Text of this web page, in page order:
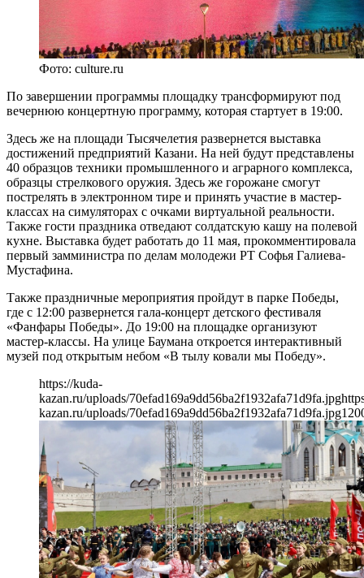
Фото: culture.ru
По завершении программы площадку трансформируют под
вечернюю концертную программу, которая стартует в 19:00.
Здесь же на площади Тысячелетия развернется выставка
достижений предприятий Казани. На ней будут представлены
40 образцов техники промышленного и аграрного комплекса,
образцы стрелкового оружия. Здесь же горожане смогут
пострелять в электронном тире и принять участие в мастер-
классах на симуляторах с очками виртуальной реальности.
Также гости праздника отведают солдатскую кашу на полевой
кухне. Выставка будет работать до 11 мая, прокомментировала
первый замминистра по делам молодежи РТ Софья Галиева-
Мустафина.
Также праздничные мероприятия пройдут в парке Победы,
где с 12:00 развернется гала-концерт детского фестиваля
«Фанфары Победы». До 19:00 на площадке организуют
мастер-классы. На улице Баумана откроется интерактивный
музей под открытым небом «В тылу ковали мы Победу».
https://kuda-
kazan.ru/uploads/70efad169a9dd56ba2f1932afa71d9fa.jpg
kazan.ru/uploads/70efad169a9dd56ba2f1932afa71d9fa.jpg